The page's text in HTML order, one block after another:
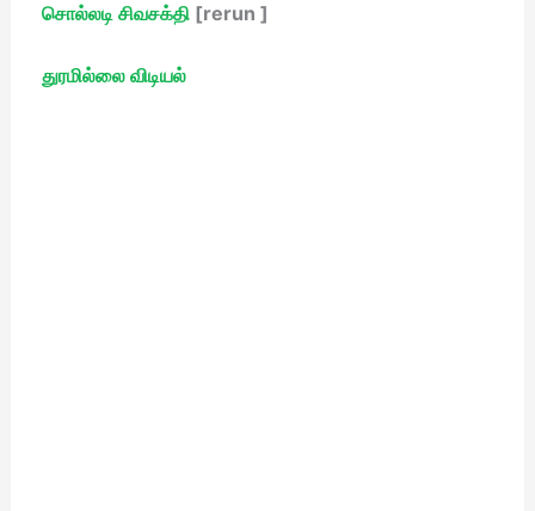
சொல்லடி சிவசக்தி[rerun ]
துரமில்லை விடியல்